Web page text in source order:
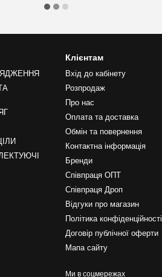
Клієнтам
Вхід до кабінету
Розпродаж
Про нас
Оплата та доставка
Обмін та повернення
Контактна інформація
Бренди
Співпраця ОПТ
Співпраця Дроп
Відгуки про магазин
Політика конфіденційності
Договір публічної оферти
Мапа сайту
Ми в соцмережах